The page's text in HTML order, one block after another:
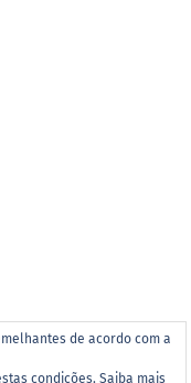
de acordo com a
condições.Saiba mais